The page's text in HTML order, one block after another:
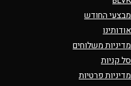
מבצעי החודש
אודותינו
מדיניות משלוחים
סל קניות
מדיניות פרטיות